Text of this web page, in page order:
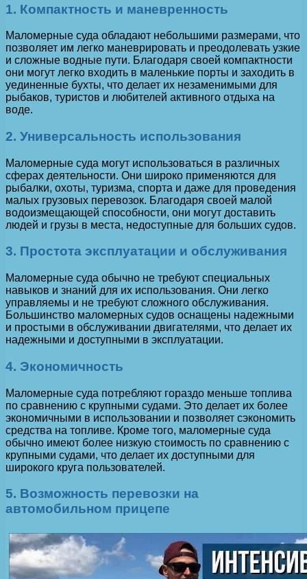
1. Компактность и маневренность
Маломерные суда обладают небольшими размерами, что
позволяет им легко маневрировать и преодолевать узкие
и сложные водные пути. Благодаря своей компактности
они могут легко входить в маленькие порты и заходить в
уединенные бухты, что делает их незаменимыми для
рыбаков, туристов и любителей активного отдыха на
воде.
2. Универсальность использования
Маломерные суда могут использоваться в различных
сферах деятельности. Они широко применяются для
рыбалки, охоты, туризма, спорта и даже для проведения
малых грузовых перевозок. Благодаря своей малой
водоизмещающей способности, они могут доставить
людей и грузы в места, недоступные для больших судов.
3. Простота эксплуатации и обслуживания
Маломерные суда обычно не требуют специальных
навыков и знаний для их использования. Они легко
управляемы и не требуют сложного обслуживания.
Большинство маломерных судов оснащены надежными
и простыми в обслуживании двигателями, что делает их
надежными и доступными в эксплуатации.
4. Экономичность
Маломерные суда потребляют гораздо меньше топлива
по сравнению с крупными судами. Это делает их более
экономичными в использовании и позволяет сэкономить
средства на топливе. Кроме того, маломерные суда
обычно имеют более низкую стоимость по сравнению с
крупными судами, что делает их доступными для
широкого круга пользователей.
5. Возможность перевозки на
автомобильном прицепе